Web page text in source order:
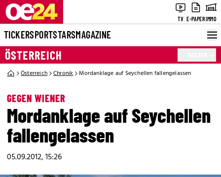
TV E-PAPERIMMO
TICKERSPORTSTARSMAGAZINE
ÖSTERREICH
Österreich Chronik Mordanklage auf Seychellen fallengelassen
GEGEN WIENER
Mordanklage auf Seychellen
fallengelassen
05.09.2012, 15:26